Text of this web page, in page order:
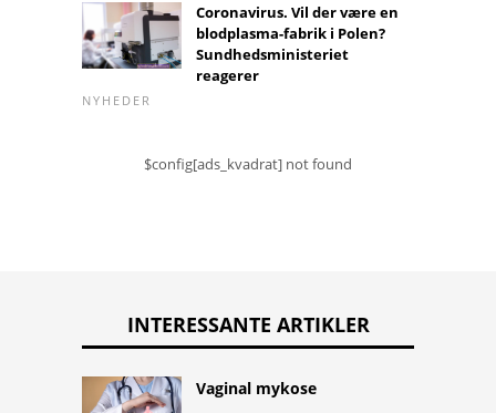
Coronavirus. Vil der være en
blodplasma-fabrik i Polen?
Sundhedsministeriet
reagerer
NYHEDER
$config[ads_kvadrat] not found
INTERESSANTE ARTIKLER
Vaginal mykose